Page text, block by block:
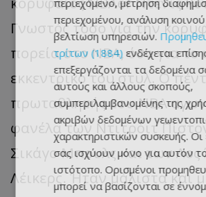
Γνωστός τόσο για την
πορεία στο NBA, όσο για το
εκκεντρικό του στυλ. Ο
πρωταθλητής του NBA
φανέλα των Ντιτρόιτ
Σικάγο Μπουλς και των Λος
Λέικερς. Ήταν μάλιστα και
περιεχόμενο, μέτρηση
περιεχομένου, ανάλυση κοινού
βελτίωση υπηρεσιών.
τρίτων (1884) ενδέχεται
επεξεργάζονται τα δεδομένα
αυτούς και άλλους σκοπούς,
συμπεριλαμβανομένης της
ακριβών δεδομένων
χαρακτηριστικών συσκευής. Οι
σας ισχύουν μόνο για αυτόν
ιστότοπο. Ορισμένοι
μπορεί να βασίζονται σε